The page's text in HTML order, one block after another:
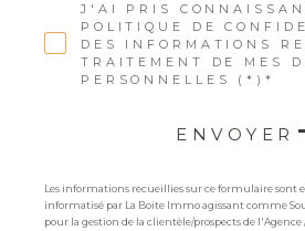
J'AI PRIS
POLITIQUE DE
DES INFORMATIONS
TRAITEMENT DE MES
PERSONNELLES (*)*
ENVOYER
Les informations recueillies sur ce formulaire sont
informatisé par La Boite Immo agissant comme
pour la gestion de la clientèle/prospects de l'Agence